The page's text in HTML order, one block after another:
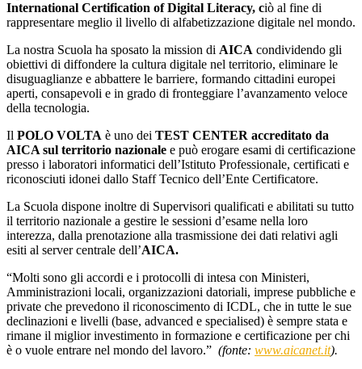
International Certification of Digital Literacy, ciò al fine di
rappresentare meglio il livello di alfabetizzazione digitale nel mondo.
La nostra Scuola ha sposato la mission di AICA condividendo gli
obiettivi di diffondere la cultura digitale nel territorio, eliminare le
disuguaglianze e abbattere le barriere, formando cittadini europei
aperti, consapevoli e in grado di fronteggiare l’avanzamento veloce
della tecnologia.
Il POLO VOLTA è uno dei TEST CENTER accreditato da
AICA sul territorio nazionale e può erogare esami di certificazione
presso i laboratori informatici dell’Istituto Professionale, certificati e
riconosciuti idonei dallo Staff Tecnico dell’Ente Certificatore.
La Scuola dispone inoltre di Supervisori qualificati e abilitati su tutto
il territorio nazionale a gestire le sessioni d’esame nella loro
interezza, dalla prenotazione alla trasmissione dei dati relativi agli
esiti al server centrale dell’AICA.
“Molti sono gli accordi e i protocolli di intesa con Ministeri,
Amministrazioni locali, organizzazioni datoriali, imprese pubbliche e
private che prevedono il riconoscimento di ICDL, che in tutte le sue
declinazioni e livelli (base, advanced e specialised) è sempre stata e
rimane il miglior investimento in formazione e certificazione per chi
è o vuole entrare nel mondo del lavoro.” (fonte: www.aicanet.it).